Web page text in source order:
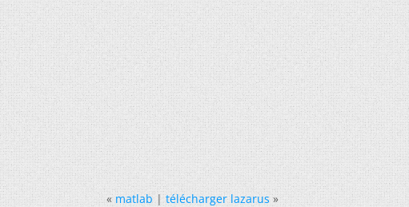
« matlab|télécharger lazarus »